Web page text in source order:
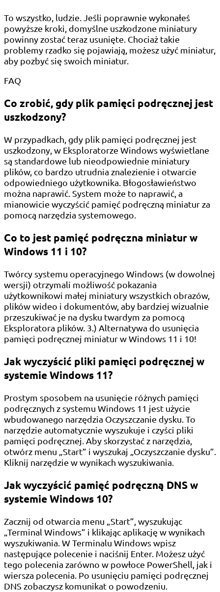
To wszystko, ludzie. Jeśli poprawnie wykonałeś
powyższe kroki, domyślne uszkodzone miniatury
powinny zostać teraz usunięte. Chociaż takie
problemy rzadko się pojawiają, możesz użyć miniatur,
aby pozbyć się swoich miniatur.
FAQ
Co zrobić, gdy plik pamięci podręcznej jest
uszkodzony?
W przypadkach, gdy plik pamięci podręcznej jest
uszkodzony, w Eksploratorze Windows wyświetlane
są standardowe lub nieodpowiednie miniatury
plików, co bardzo utrudnia znalezienie i otwarcie
odpowiedniego użytkownika. Błogosławieństwo
można naprawić. System może to naprawić, a
mianowicie wyczyścić pamięć podręczną miniatur za
pomocą narzędzia systemowego.
Co to jest pamięć podręczna miniatur w
Windows 11 i 10?
Twórcy systemu operacyjnego Windows (w dowolnej
wersji) otrzymali możliwość pokazania
użytkownikowi małej miniatury wszystkich obrazów,
plików wideo i dokumentów, aby bardziej wizualnie
przeszukiwać je na dysku twardym za pomocą
Eksploratora plików. 3.) Alternatywa do usunięcia
pamięci podręcznej miniatur w Windows 11 i 10!
Jak wyczyścić pliki pamięci podręcznej w
systemie Windows 11?
Prostym sposobem na usunięcie różnych pamięci
podręcznych z systemu Windows 11 jest użycie
wbudowanego narzędzia Oczyszczanie dysku. To
narzędzie automatycznie wyszukuje i czyści pliki
pamięci podręcznej. Aby skorzystać z narzędzia,
otwórz menu „Start” i wyszukaj „Oczyszczanie dysku”.
Kliknij narzędzie w wynikach wyszukiwania.
Jak wyczyścić pamięć podręczną DNS w
systemie Windows 10?
Zacznij od otwarcia menu „Start”, wyszukując
„Terminal Windows” i klikając aplikację w wynikach
wyszukiwania. W Terminalu Windows wpisz
następujące polecenie i naciśnij Enter. Możesz użyć
tego polecenia zarówno w powłoce PowerShell, jak i
wiersza polecenia. Po usunięciu pamięci podręcznej
DNS zobaczysz komunikat o powodzeniu.